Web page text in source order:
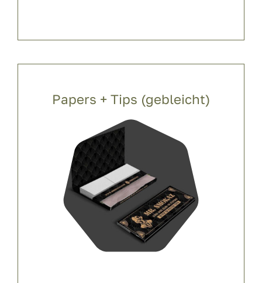
Papers + Tips (gebleicht)